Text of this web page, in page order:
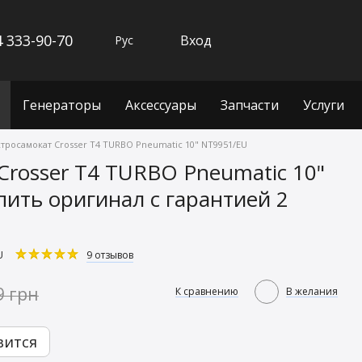
333-90-70 Рус Вход
Генераторы Аксессуары Запчасти Услуги
Crosser T4 TURBO Pneumatic 10" NT9951/EU
T4 TURBO Pneumatic 10"
оригинал с гарантией 2
9 отзывов
грн К сравнению В желания